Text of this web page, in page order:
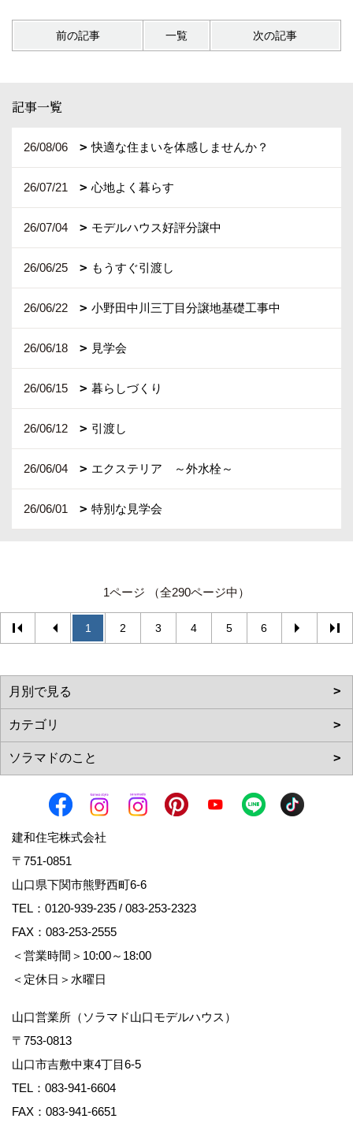
前の記事 一覧 次の記事
記事一覧
26/08/06 快適な住まいを体感しませんか？
26/07/21 心地よく暮らす
26/07/04 モデルハウス好評分譲中
26/06/25 もうすぐ引渡し
26/06/22 小野田中川三丁目分譲地基礎工事中
26/06/18 見学会
26/06/15 暮らしづくり
26/06/12 引渡し
26/06/04 エクステリア ～外水栓～
26/06/01 特別な見学会
1ページ （全290ページ中）
1 2 3 4 5 6
建和住宅株式会社
〒751-0851
山口県下関市熊野西町6-6
TEL： 0120-939-235 / 083-253-2323
FAX：083-253-2555
＜営業時間＞10:00～18:00
＜定休日＞水曜日
山口営業所（ソラマド山口モデルハウス）
〒753-0813
山口市吉敷中東4丁目6-5
TEL： 083-941-6604
FAX：083-941-6651